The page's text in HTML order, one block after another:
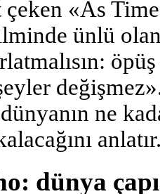
«As Time
ünlü
ne
dünya